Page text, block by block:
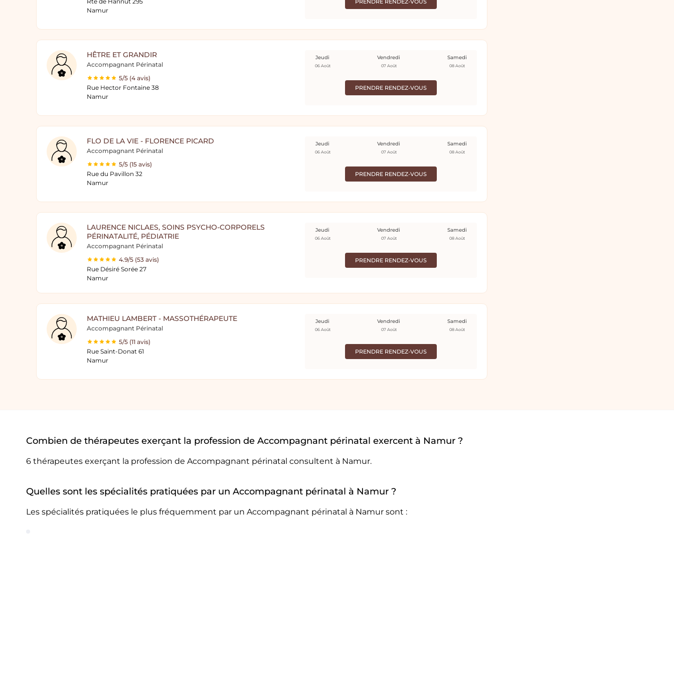
Namur
PRENDRE RENDEZ-VOUS
HÊTRE ET GRANDIR
Accompagnant Périnatal
5/5 (4 avis)
Rue Hector Fontaine 38
Namur
PRENDRE RENDEZ-VOUS
Jeudi
06 Août
Vendredi
07 Août
Samedi
08 Août
FLO DE LA VIE - FLORENCE PICARD
Accompagnant Périnatal
5/5 (15 avis)
Rue du Pavillon 32
Namur
PRENDRE RENDEZ-VOUS
Jeudi
06 Août
Vendredi
07 Août
Samedi
08 Août
LAURENCE NICLAES, SOINS PSYCHO-CORPORELS
PÉRINATALITÉ, PÉDIATRIE
Accompagnant Périnatal
4.9/5 (53 avis)
Rue Désiré Sorée 27
Namur
PRENDRE RENDEZ-VOUS
Jeudi
06 Août
Vendredi
07 Août
Samedi
08 Août
MATHIEU LAMBERT - MASSOTHÉRAPEUTE
Accompagnant Périnatal
5/5 (11 avis)
Rue Saint-Donat 61
Namur
PRENDRE RENDEZ-VOUS
Jeudi
06 Août
Vendredi
07 Août
Samedi
08 Août
Combien de thérapeutes exerçant la profession de Accompagnant périnatal exercent à Namur ?
6 thérapeutes exerçant la profession de Accompagnant périnatal consultent à Namur.
Quelles sont les spécialités pratiquées par un Accompagnant périnatal à Namur ?
Les spécialités pratiquées le plus fréquemment par un Accompagnant périnatal à Namur sont :